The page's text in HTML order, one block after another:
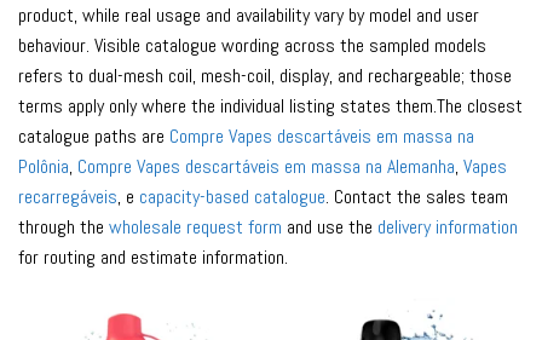
product, while real usage and availability vary by model and user
behaviour. Visible catalogue wording across the sampled models
refers to dual-mesh coil, mesh-coil, display, and rechargeable; those
terms apply only where the individual listing states them.The closest
catalogue paths are Compre Vapes descartáveis ​​em massa na
Polônia, Compre Vapes descartáveis ​​em massa na Alemanha, Vapes
recarregáveis, e capacity-based catalogue. Contact the sales team
through the wholesale request form and use the delivery information
for routing and estimate information.